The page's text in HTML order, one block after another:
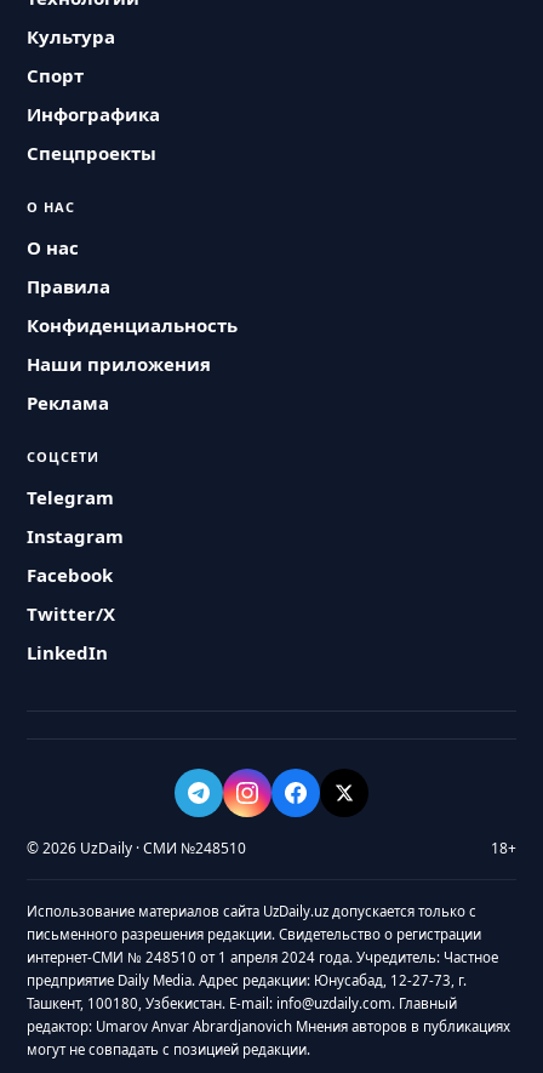
Культура
Спорт
Инфографика
Спецпроекты
О НАС
О нас
Правила
Конфиденциальность
Наши приложения
Реклама
СОЦСЕТИ
Telegram
Instagram
Facebook
Twitter/X
LinkedIn
© 2026 UzDaily · СМИ №248510 18+
Использование материалов сайта UzDaily.uz допускается только с
письменного разрешения редакции. Свидетельство о регистрации
интернет-СМИ № 248510 от 1 апреля 2024 года. Учредитель: Частное
предприятие Daily Media. Адрес редакции: Юнусабад, 12-27-73, г.
Ташкент, 100180, Узбекистан. E-mail: info@uzdaily.com. Главный
редактор: Umarov Anvar Abrardjanovich Мнения авторов в публикациях
могут не совпадать с позицией редакции.